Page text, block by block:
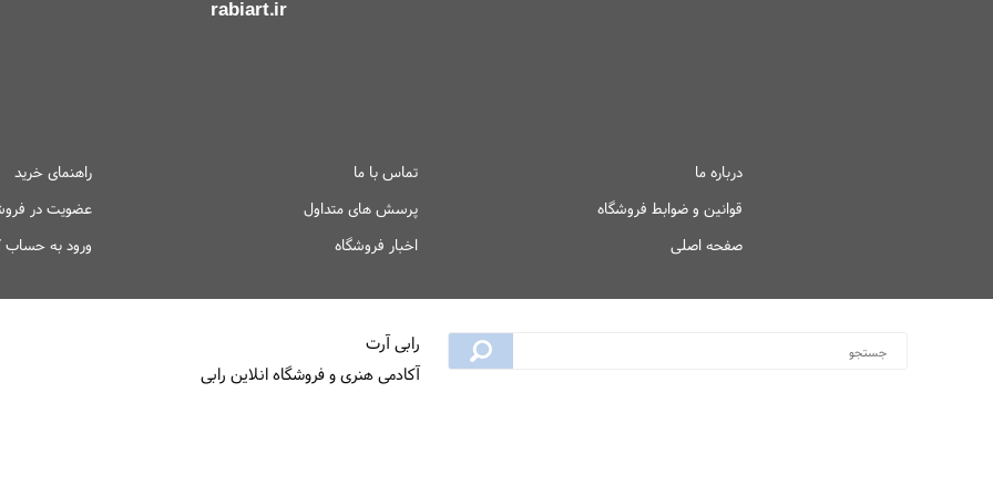
rabiart.ir
درباره ما
قوانین و ضوابط فروشگاه
صفحه اصلی
تماس با ما
پرسش های متداول
اخبار فروشگاه
راهنمای خرید
عضویت در
ورود به حساب
رابی آرت
آکادمی هنری و فروشگاه انلاین رابی